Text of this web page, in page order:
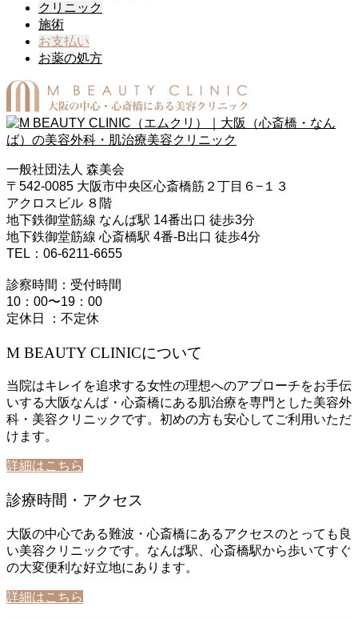
クリニック
施術
お支払い
お薬の処方
一般社団法人 森美会
〒542-0085 大阪市中央区心斎橋筋２丁目６−１３
アクロスビル ８階
地下鉄御堂筋線 なんば駅 14番出口 徒歩3分
地下鉄御堂筋線 心斎橋駅 4番-B出口 徒歩4分
TEL：06-6211-6655
診察時間：受付時間
10：00〜19：00
定休日 ：不定休
M BEAUTY CLINICについて
当院はキレイを追求する女性の理想へのアプローチをお手伝
いする大阪なんば・心斎橋にある肌治療を専門とした美容外
科・美容クリニックです。初めの方も安心してご利用いただ
けます。
詳細はこちら
診療時間・アクセス
大阪の中心である難波・心斎橋にあるアクセスのとっても良
い美容クリニックです。なんば駅、心斎橋駅から歩いてすぐ
の大変便利な好立地にあります。
詳細はこちら